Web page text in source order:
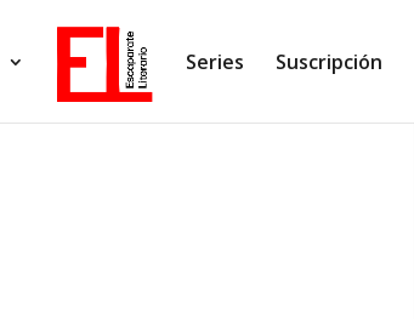
Series Suscripción